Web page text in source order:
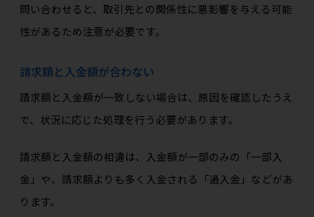
問い合わせると、取引先との関係性に悪影響を与える可能
性があるため注意が必要です。
請求額と入金額が合わない
請求額と入金額が一致しない場合は、原因を確認したうえ
で、状況に応じた処理を行う必要があります。
請求額と入金額の相違は、入金額が一部のみの「一部入
金」や、請求額よりも多く入金される「過入金」などがあ
ります。